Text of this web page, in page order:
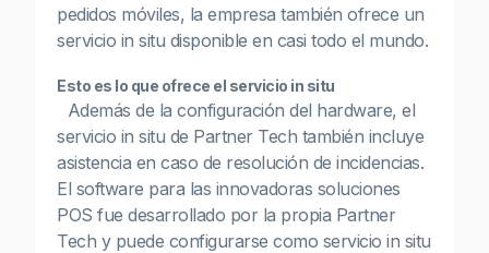
pedidos móviles, la empresa también ofrece un
servicio in situ disponible en casi todo el mundo.
Esto es lo que ofrece el servicio in situ
Además de la configuración del hardware, el
servicio in situ de Partner Tech también incluye
asistencia en caso de resolución de incidencias.
El software para las innovadoras soluciones
POS fue desarrollado por la propia Partner
Tech y puede configurarse como servicio in situ